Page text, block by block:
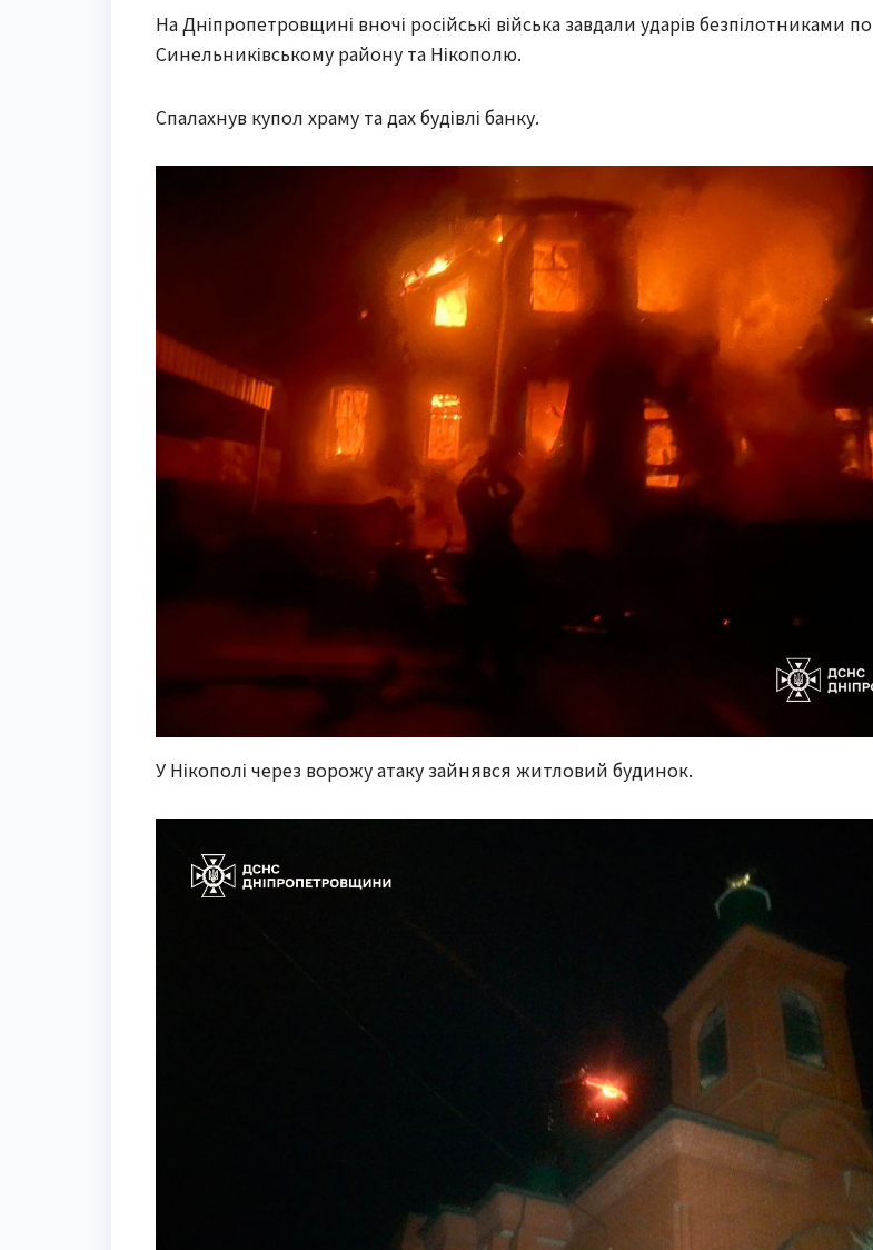
На Дніпропетровщині вночі російські війська завдали ударів безпілотниками по
Синельниківському району та Нікополю.
Спалахнув купол храму та дах будівлі банку.
У Нікополі через ворожу атаку зайнявся житловий будинок.